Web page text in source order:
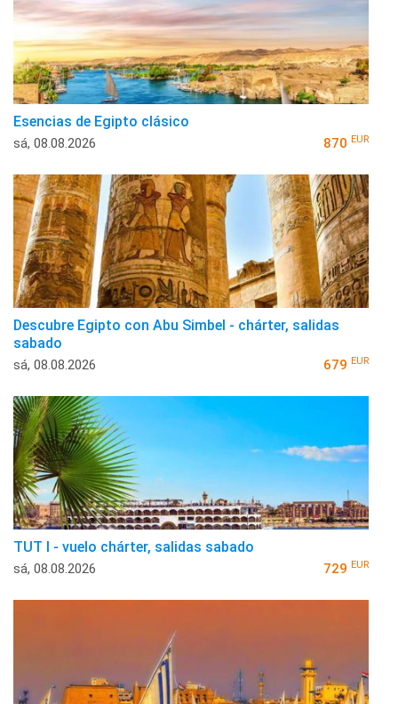
Esencias de Egipto clásico
sá, 08.08.2026 870 EUR
Descubre Egipto con Abu Simbel - chárter, salidas
sabado
sá, 08.08.2026 679 EUR
TUT I - vuelo chárter, salidas sabado
sá, 08.08.2026 729 EUR